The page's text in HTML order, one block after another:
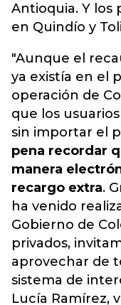
Antioquia. Y los
en Quindío y
"Aunque el
ya existía en el
operación de
que los
sin importar el
pena recordar
manera
recargo extra.
ha venido
Gobierno de
privados,
aprovechar de
sistema de
Lucía Ramírez,